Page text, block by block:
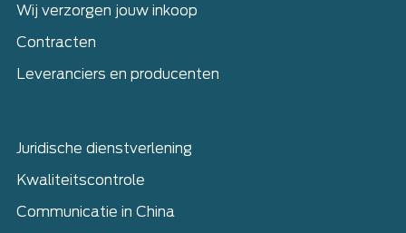
Wij verzorgen jouw inkoop
Contracten
Leveranciers en producenten
Juridische dienstverlening
Kwaliteitscontrole
Communicatie in China